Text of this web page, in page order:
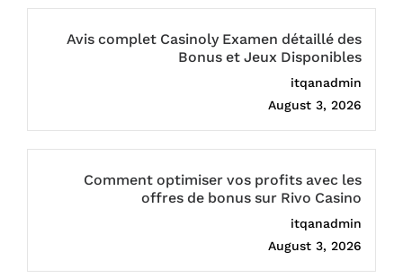
Avis complet Casinoly Examen détaillé des
Bonus et Jeux Disponibles
itqanadmin
August 3, 2026
Comment optimiser vos profits avec les
offres de bonus sur Rivo Casino
itqanadmin
August 3, 2026